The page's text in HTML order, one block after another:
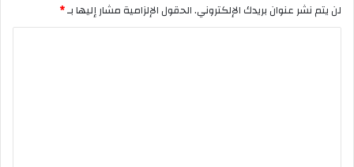
لن يتم نشر عنوان بريدك الإلكتروني.الحقول الإلزامية مشار إليها بـ*